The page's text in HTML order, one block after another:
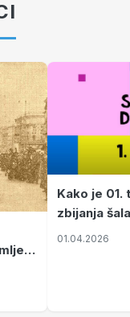
Kako je 01.
zbijanja
01.04.2026